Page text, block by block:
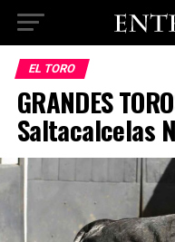
EL TORO
GRANDES
Saltacalcelas